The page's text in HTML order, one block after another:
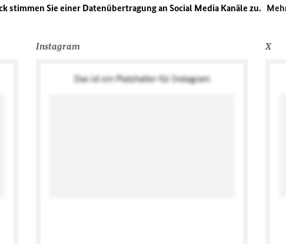
stimmen Sie einer Datenübertragung an Social Media Kanäle zu.
Instagram
Das ist ein Platzhalter für Instagram
X